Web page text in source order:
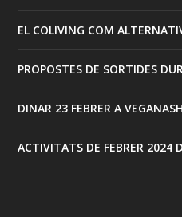
EL COLIVING COM
PROPOSTES DE SORTIDES
DINAR 23 FEBRER A
ACTIVITATS DE FEBRER 2024